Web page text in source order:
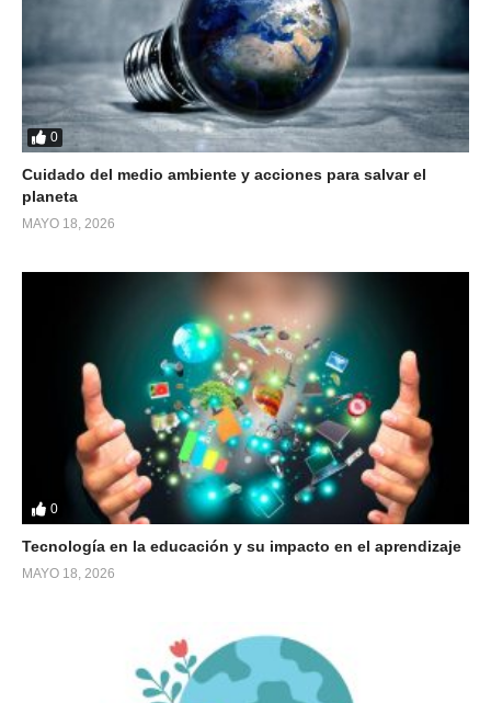
0
Cuidado del medio ambiente y acciones para salvar el
planeta
MAYO 18, 2026
0
Tecnología en la educación y su impacto en el aprendizaje
MAYO 18, 2026